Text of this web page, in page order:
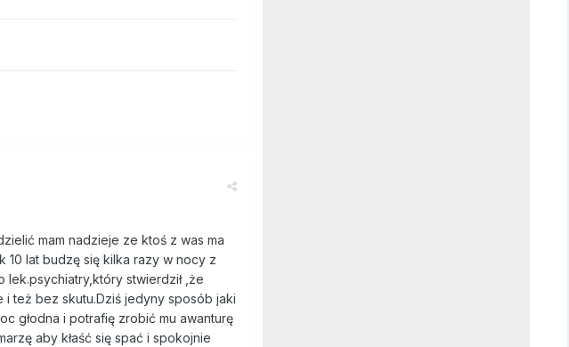
mam nadzieje ze ktoś z was ma
lat budzę się kilka razy w nocy z
lek.psychiatry,który stwierdził ,że
i też bez skutu.Dziś jedyny sposób jaki
głodna i potrafię zrobić mu awanturę
aby kłaść się spać i spokojnie